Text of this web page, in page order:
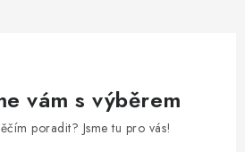
vám s výběrem
poradit? Jsme tu pro vás!